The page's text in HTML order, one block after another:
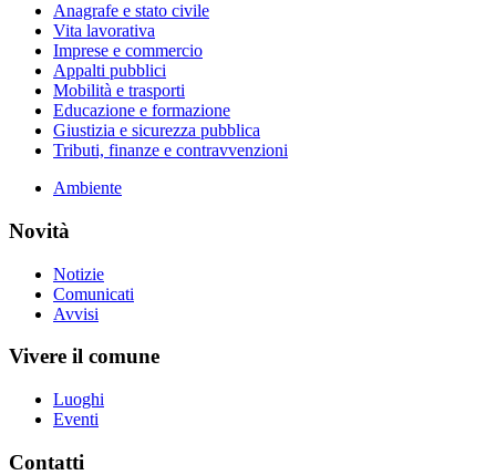
Anagrafe e stato civile
Vita lavorativa
Imprese e commercio
Appalti pubblici
Mobilità e trasporti
Educazione e formazione
Giustizia e sicurezza pubblica
Tributi, finanze e contravvenzioni
Ambiente
Novità
Notizie
Comunicati
Avvisi
Vivere il comune
Luoghi
Eventi
Contatti